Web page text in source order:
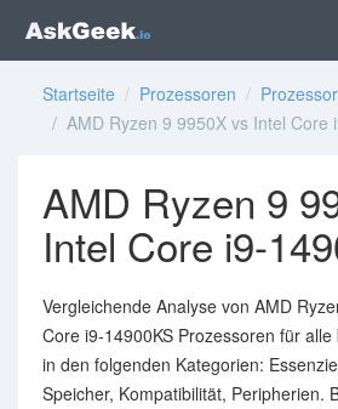
Startseite / Prozessoren /
/ AMD Ryzen 9 9950X vs Intel Core
AMD Ryzen 9
Intel Core i9-
Vergleichende Analyse von AMD
Core i9-14900KS Prozessoren für
in den folgenden Kategorien:
Speicher, Kompatibilität, Peripherien.